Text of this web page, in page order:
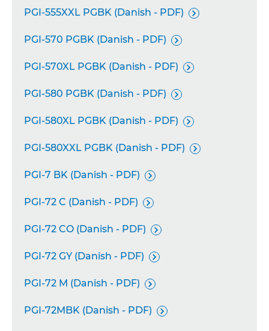
PGI-555XXL PGBK (Danish - PDF) 
PGI-570 PGBK (Danish - PDF) 
PGI-570XL PGBK (Danish - PDF) 
PGI-580 PGBK (Danish - PDF) 
PGI-580XL PGBK (Danish - PDF) 
PGI-580XXL PGBK (Danish - PDF) 
PGI-7 BK (Danish - PDF) 
PGI-72 C (Danish - PDF) 
PGI-72 CO (Danish - PDF) 
PGI-72 GY (Danish - PDF) 
PGI-72 M (Danish - PDF) 
PGI-72MBK (Danish - PDF) 